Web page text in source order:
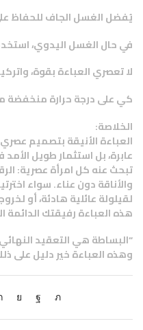
يُفضل الغسل الجاف للحفاظ
في حال الغسل اليدوي،
لا تعصري العباءة بقوة،
كي على درجة حرارة منخفضة
الخلاصة:
العباءة الأنيقة بتصميم
عابرة، بل استثمار طويل
تبحث عنه كل امرأة عصرية:
والأناقة دون عناء. سواء
لقيلولة عائلية هادئة، أو
هذه العباءة رفيقتك الدائمة
“البساطة هي التعقيد
وهذه العباءة خير دليل على